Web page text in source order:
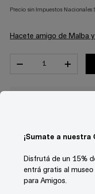
Precio sin Impuestos Nacionales:
Hacete amigo de Malba
-
+
alpiste(2000) de
Medidas: 15 x 10
¡Sumate a nuestra
Disfrutá de un 15%
entrá gratis al museo
para Amigos.